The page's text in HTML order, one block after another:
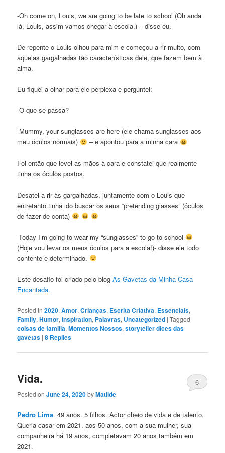
-Oh come on, Louis, we are going to be late to school (Oh anda
lá, Louis, assim vamos chegar à escola.) – disse eu.
De repente o Louis olhou para mim e começou a rir muito, com
aquelas gargalhadas tão características dele, que fazem bem à
alma.
Eu fiquei a olhar para ele perplexa e perguntei:
-O que se passa?
-Mummy, your sunglasses are here (ele chama sunglasses aos
meu óculos normais)
– e apontou para a minha cara
Foi então que levei as mãos à cara e constatei que realmente
tinha os óculos postos.
Desatei a rir às gargalhadas, juntamente com o Louis que
entretanto tinha ido buscar os seus “pretending glasses” (óculos
de fazer de conta)
-Today I’m going to wear my “sunglasses” to go to school
(Hoje vou levar os meus óculos para a escola!)- disse ele todo
contente e determinado.
Este desafio foi criado pelo blogAs Gavetas da Minha Casa
Encantada.
Posted in 2020,Amor,Crianças, Escrita Criativa, Essenciais,
Family,Humor,Inspiration, Palavras, Uncategorized |Tagged
coisas de familia,Momentos Nossos,storyteller dices das
gavetas |8 Replies
Vida.
Posted onJune 24, 2020byMatilde
6
Pedro Lima. 49 anos. 5 filhos. Actor cheio de vida e de talento.
Queria casar em 2021, aos 50 anos, com a sua mulher, sua
companheira há 19 anos, completavam 20 anos também em
2021.